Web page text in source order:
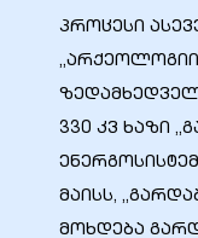
პროცესი
330 კვ ხაზი
მაისს,
მოხდება